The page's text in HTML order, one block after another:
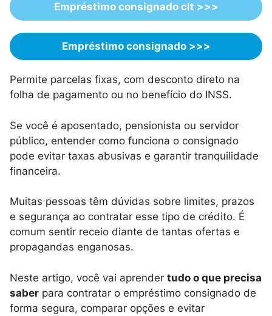
Empréstimo consignado clt >>>
Empréstimo consignado >>>
Permite parcelas fixas, com desconto direto na
folha de pagamento ou no benefício do INSS.
Se você é aposentado, pensionista ou servidor
público, entender como funciona o consignado
pode evitar taxas abusivas e garantir tranquilidade
financeira.
Muitas pessoas têm dúvidas sobre limites, prazos
e segurança ao contratar esse tipo de crédito. É
comum sentir receio diante de tantas ofertas e
propagandas enganosas.
Neste artigo, você vai aprender tudo o que precisa
saber para contratar o empréstimo consignado de
forma segura, comparar opções e evitar